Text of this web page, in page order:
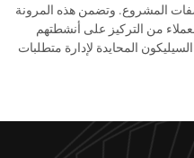
المشروع. وتضمن هذه المرونة
من التركيز على أنشطتهم
المحايدة لإدارة متطلبات